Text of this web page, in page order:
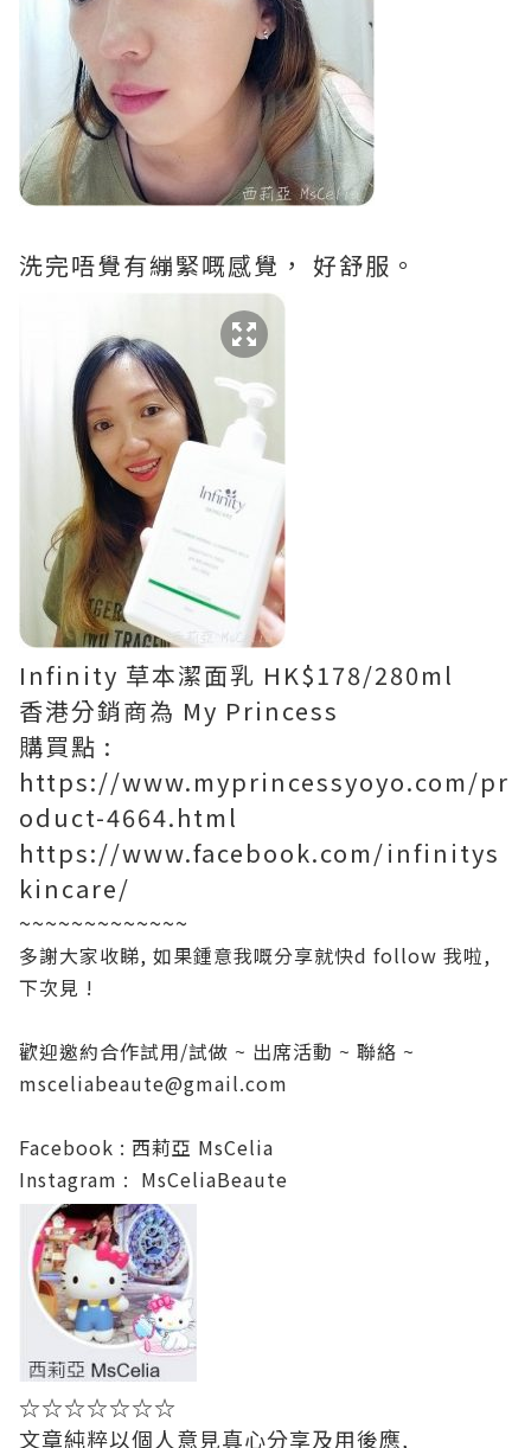
洗完唔覺有繃緊嘅感覺， 好舒服。
Infinity 草本潔面乳 HK$178/280ml
香港分銷商為 My Princess
購買點 :
https://www.myprincessyoyo.com/pr
oduct-4664.html
https://www.facebook.com/infinitys
kincare/
~~~~~~~~~~~~~
多謝大家收睇, 如果鍾意我嘅分享就快d follow 我啦,
下次見 !
歡迎邀約合作試用/試做 ~ 出席活動 ~ 聯絡 ~
msceliabeaute@gmail.com
Facebook : 西莉亞 MsCelia
Instagram : MsCeliaBeaute
☆☆☆☆☆☆☆
文章純粹以個人意見真心分享及用後應,